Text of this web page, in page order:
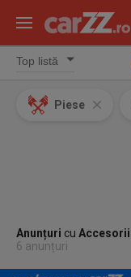
Piese
Anunțuri cuAccesorii
6 anunțuri